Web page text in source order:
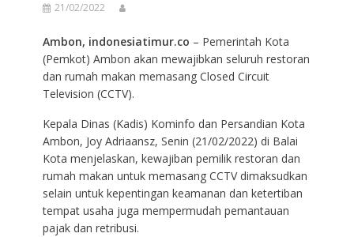
21/02/2022
Ambon, indonesiatimur.co – Pemerintah Kota
(Pemkot) Ambon akan mewajibkan seluruh restoran
dan rumah makan memasang Closed Circuit
Television (CCTV).
Kepala Dinas (Kadis) Kominfo dan Persandian Kota
Ambon, Joy Adriaansz, Senin (21/02/2022) di Balai
Kota menjelaskan, kewajiban pemilik restoran dan
rumah makan untuk memasang CCTV dimaksudkan
selain untuk kepentingan keamanan dan ketertiban
tempat usaha juga mempermudah pemantauan
pajak dan retribusi.